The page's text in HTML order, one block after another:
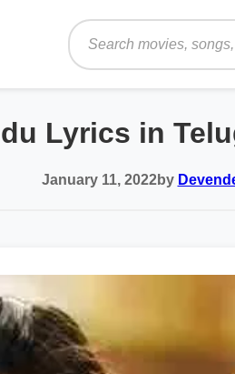
Lyrics in
January 11, 2022by